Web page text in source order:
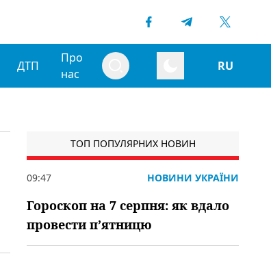
ДТП
Про
нас
RU
ТОП ПОПУЛЯРНИХ НОВИН
09:47 НОВИНИ УКРАЇНИ
Гороскоп на 7 серпня: як вдало
провести пʼятницю